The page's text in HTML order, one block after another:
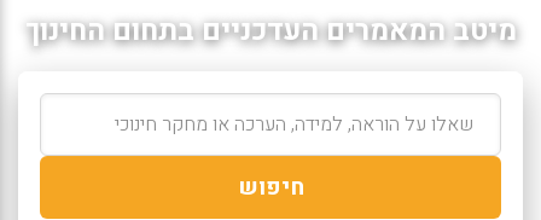
מיטב המאמרים העדכניים בתחום החינוך
חיפוש